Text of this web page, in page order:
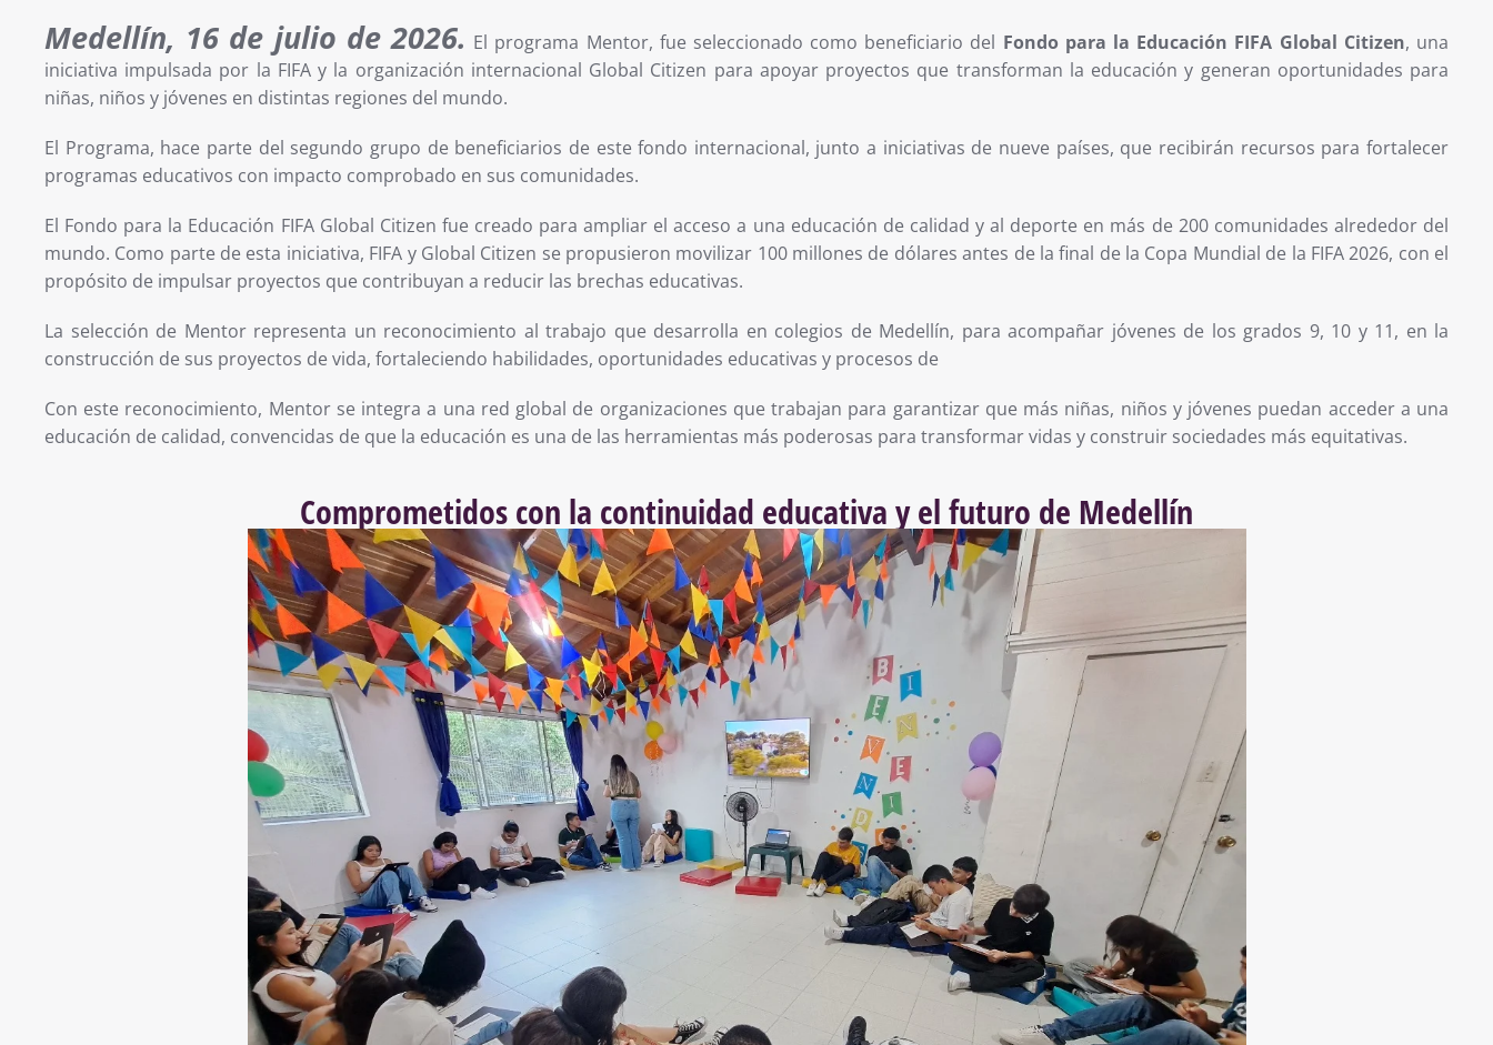
Medellín, 16 de julio de 2026. El programa Mentor, fue seleccionado como beneficiario del Fondo para la Educación FIFA Global Citizen, una
iniciativa impulsada por la FIFA y la organización internacional Global Citizen para apoyar proyectos que transforman la educación y generan oportunidades para
niñas, niños y jóvenes en distintas regiones del mundo.
El Programa, hace parte del segundo grupo de beneficiarios de este fondo internacional, junto a iniciativas de nueve países, que recibirán recursos para fortalecer
programas educativos con impacto comprobado en sus comunidades.
El Fondo para la Educación FIFA Global Citizen fue creado para ampliar el acceso a una educación de calidad y al deporte en más de 200 comunidades alrededor del
mundo. Como parte de esta iniciativa, FIFA y Global Citizen se propusieron movilizar 100 millones de dólares antes de la final de la Copa Mundial de la FIFA 2026, con el
propósito de impulsar proyectos que contribuyan a reducir las brechas educativas.
La selección de Mentor representa un reconocimiento al trabajo que desarrolla en colegios de Medellín, para acompañar jóvenes de los grados 9, 10 y 11, en la
construcción de sus proyectos de vida, fortaleciendo habilidades, oportunidades educativas y procesos de
Con este reconocimiento, Mentor se integra a una red global de organizaciones que trabajan para garantizar que más niñas, niños y jóvenes puedan acceder a una
educación de calidad, convencidas de que la educación es una de las herramientas más poderosas para transformar vidas y construir sociedades más equitativas.
Comprometidos con la continuidad educativa y el futuro de Medellín